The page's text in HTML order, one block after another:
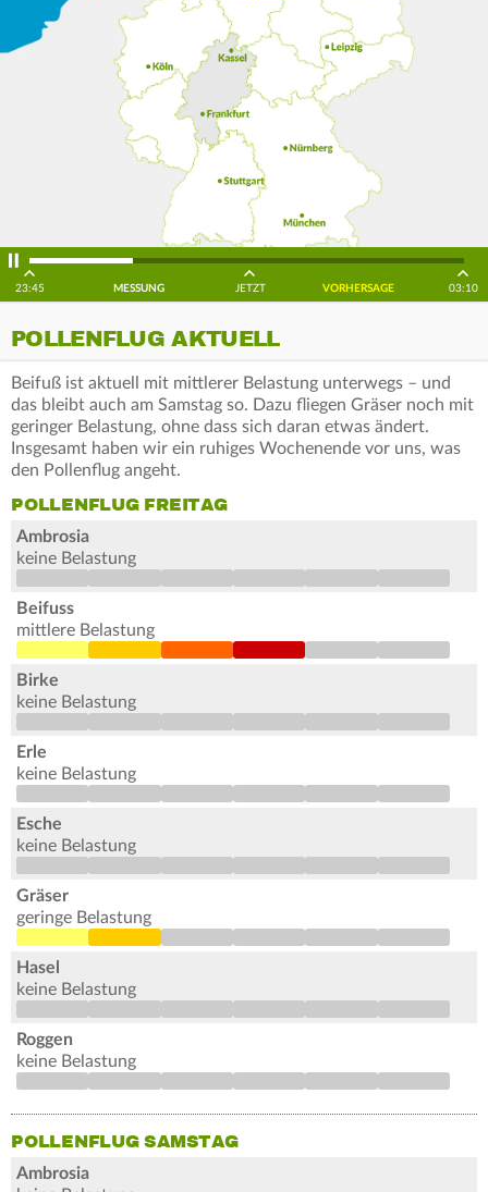
23:45 MESSUNG JETZT VORHERSAGE 03:10
POLLENFLUG AKTUELL
Beifuß ist aktuell mit mittlerer Belastung unterwegs – und
das bleibt auch am Samstag so. Dazu fliegen Gräser noch mit
geringer Belastung, ohne dass sich daran etwas ändert.
Insgesamt haben wir ein ruhiges Wochenende vor uns, was
den Pollenflug angeht.
POLLENFLUG FREITAG
Ambrosia
keine Belastung
Beifuss
mittlere Belastung
Birke
keine Belastung
Erle
keine Belastung
Esche
keine Belastung
Gräser
geringe Belastung
Hasel
keine Belastung
Roggen
keine Belastung
POLLENFLUG SAMSTAG
Ambrosia